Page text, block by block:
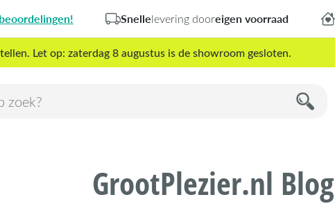
Snellelevering dooreigen voorraad
Let op: zaterdag 8 augustus is de showroom gesloten.
GrootPlezier.nl Blog